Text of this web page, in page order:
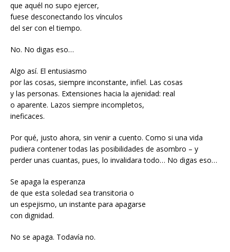
que aquél no supo ejercer,
fuese desconectando los vínculos
del ser con el tiempo.
No. No digas eso…
Algo así. El entusiasmo
por las cosas, siempre inconstante, infiel. Las cosas
y las personas. Extensiones hacia la ajenidad: real
o aparente. Lazos siempre incompletos,
ineficaces.
Por qué, justo ahora, sin venir a cuento. Como si una vida
pudiera contener todas las posibilidades de asombro – y
perder unas cuantas, pues, lo invalidara todo… No digas eso…
Se apaga la esperanza
de que esta soledad sea transitoria o
un espejismo, un instante para apagarse
con dignidad.
No se apaga. Todavía no.